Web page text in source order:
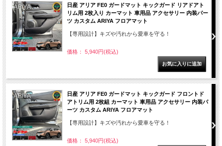
日産 アリア FE0 ガードマット キックガード リアドアト
リム用 2枚入り カーマット 車用品 アクセサリー 内装パー
ツ カスタム ARIYA フロアマット
【専用設計】キズや汚れから愛車を守る！
価格： 5,940円(税込)
日産 アリア FE0 ガードマット キックガード フロントド
アトリム用 2枚組 カーマット 車用品 アクセサリー 内装パ
ーツ カスタム ARIYA フロアマット
【専用設計】キズや汚れから愛車を守る！
価格： 5,940円(税込)